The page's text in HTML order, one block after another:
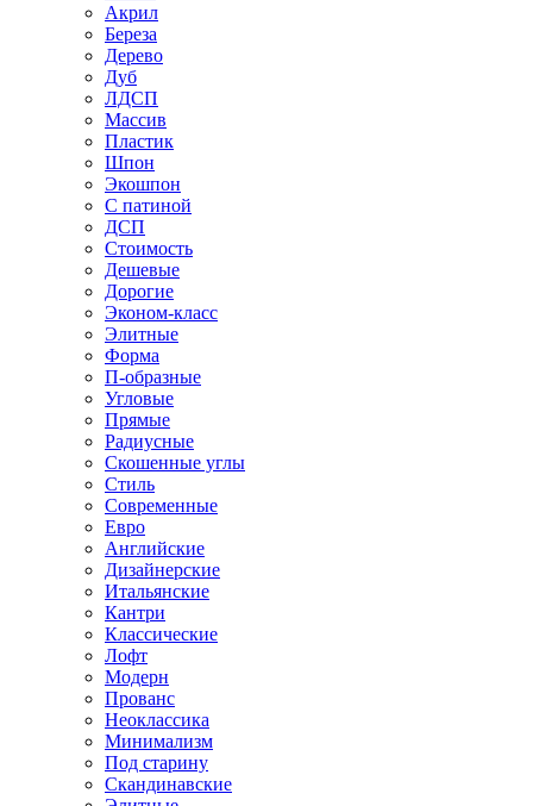
Акрил
Береза
Дерево
Дуб
ЛДСП
Массив
Пластик
Шпон
Экошпон
С патиной
ДСП
Стоимость
Дешевые
Дорогие
Эконом-класс
Элитные
Форма
П-образные
Угловые
Прямые
Радиусные
Скошенные углы
Стиль
Современные
Евро
Английские
Дизайнерские
Итальянские
Кантри
Классические
Лофт
Модерн
Прованс
Неоклассика
Минимализм
Под старину
Скандинавские